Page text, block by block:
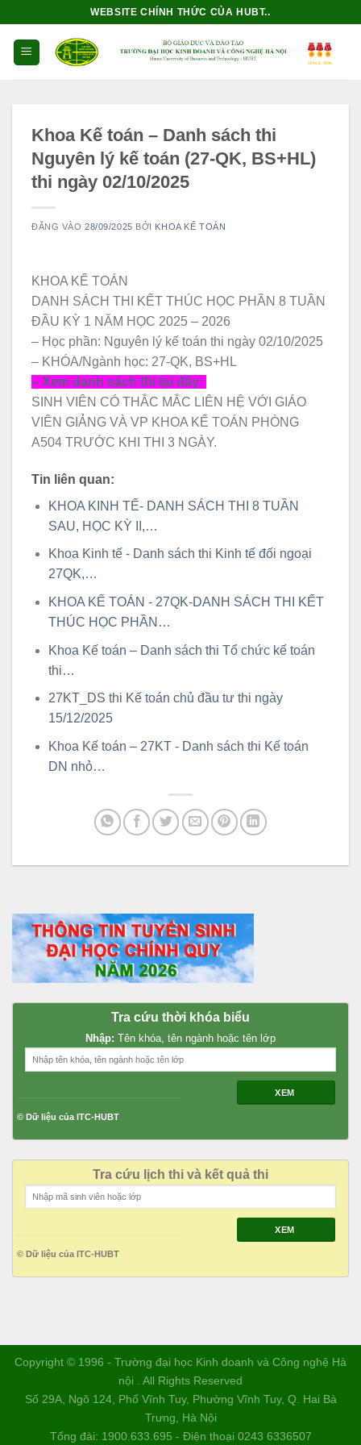
dung
WEBSITE CHÍNH THỨC CỦA HUBT..
Khoa Kế toán – Danh sách thi
Nguyên lý kế toán (27-QK, BS+HL)
thi ngày 02/10/2025
ĐĂNG VÀO28/09/2025 BỞI KHOA KẾ TOÁN
KHOA KẾ TOÁN
DANH SÁCH THI KẾT THÚC HỌC PHẦN 8 TUẦN
ĐẦU KỲ 1 NĂM HỌC 2025 – 2026
– Học phần: Nguyên lý kế toán thi ngày 02/10/2025
– KHÓA/Ngành học: 27-QK, BS+HL
– Xem danh sách thi tại đây:
SINH VIÊN CÓ THẮC MẮC LIÊN HỆ VỚI GIÁO
VIÊN GIẢNG VÀ VP KHOA KẾ TOÁN PHÒNG
A504 TRƯỚC KHI THI 3 NGÀY.
Tin liên quan:
KHOA KINH TẾ- DANH SÁCH THI 8 TUẦN
SAU, HỌC KỲ II,…
Khoa Kinh tế - Danh sách thi Kinh tế đối ngoại
27QK,…
KHOA KẾ TOÁN - 27QK-DANH SÁCH THI KẾT
THÚC HỌC PHẦN…
Khoa Kế toán – Danh sách thi Tổ chức kế toán
thi…
27KT_DS thi Kế toán chủ đầu tư thi ngày
15/12/2025
Khoa Kế toán – 27KT - Danh sách thi Kế toán
DN nhỏ…
Tra cứu thời khóa biểu
Nhập: Tên khóa, tên ngành hoặc tên lớp
XEM
© Dữ liệu của ITC-HUBT
Tra cứu lịch thi và kết quả thi
XEM
© Dữ liệu của ITC-HUBT
Copyright © 1996 - Trường đại học Kinh doanh và Công nghệ Hà
nội . All Rights Reserved
Số 29A, Ngõ 124, Phố Vĩnh Tuy, Phường Vĩnh Tuy, Q. Hai Bà
Trưng, Hà Nội
Tổng đài: 1900.633.695 - Điện thoại 0243 6336507